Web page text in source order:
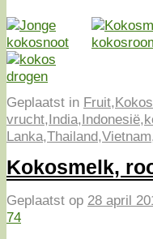
Geplaatst in Fruit,Kokos
vrucht,India,Indonesië,
Lanka,Thailand,Vietnam
Kokosmelk,
Geplaatst op 28 april
74